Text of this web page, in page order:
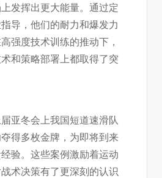
发挥出更大能量。通过定
导，他们的耐力和爆发力
强度技术训练的推动下，
和策略部署上都取得了突
亚冬会上我国短道速滑队
得多枚金牌，为即将到来
验。这些案例激励着运动
术决策有了更深刻的认识